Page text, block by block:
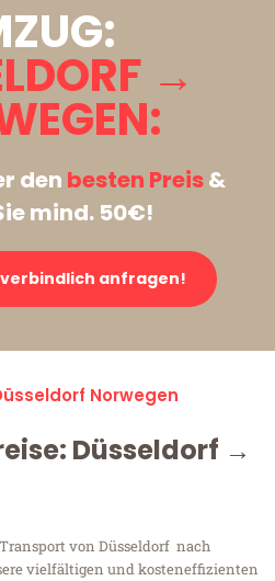
→
den besten Preis&
mind. 50€!
anfragen!
Norwegen
Düsseldorf →
von Düsseldorf nach
vielfältigen und kosteneffizienten